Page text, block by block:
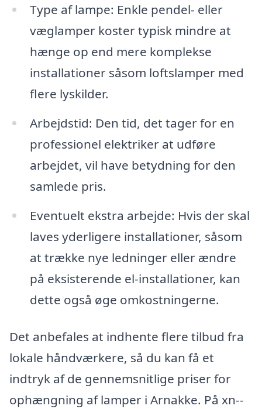
Type af lampe: Enkle pendel- eller
væglamper koster typisk mindre at
hænge op end mere komplekse
installationer såsom loftslamper med
flere lyskilder.
Arbejdstid: Den tid, det tager for en
professionel elektriker at udføre
arbejdet, vil have betydning for den
samlede pris.
Eventuelt ekstra arbejde: Hvis der skal
laves yderligere installationer, såsom
at trække nye ledninger eller ændre
på eksisterende el-installationer, kan
dette også øge omkostningerne.
Det anbefales at indhente flere tilbud fra
lokale håndværkere, så du kan få et
indtryk af de gennemsnitlige priser for
ophængning af lamper i Arnakke. På xn--